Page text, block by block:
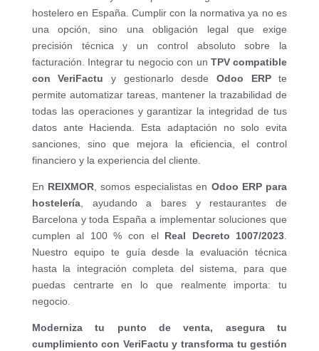
hostelero en España. Cumplir con la normativa ya no es
una opción, sino una obligación legal que exige
precisión técnica y un control absoluto sobre la
facturación. Integrar tu negocio con un TPV compatible
con VeriFactu y gestionarlo desde Odoo ERPte
permite automatizar tareas, mantener la trazabilidad de
todas las operaciones y garantizar la integridad de tus
datos ante Hacienda. Esta adaptación no solo evita
sanciones, sino que mejora la eficiencia, el control
financiero y la experiencia del cliente.
En REIXMOR, somos especialistas en Odoo ERP para
hostelería, ayudando a bares y restaurantes de
Barcelona y toda España a implementar soluciones que
cumplen al 100 % con el Real Decreto 1007/2023.
Nuestro equipo te guía desde la evaluación técnica
hasta la integración completa del sistema, para que
puedas centrarte en lo que realmente importa: tu
negocio.
Moderniza tu punto de venta, asegura tu
cumplimiento con VeriFactu y transforma tu gestión